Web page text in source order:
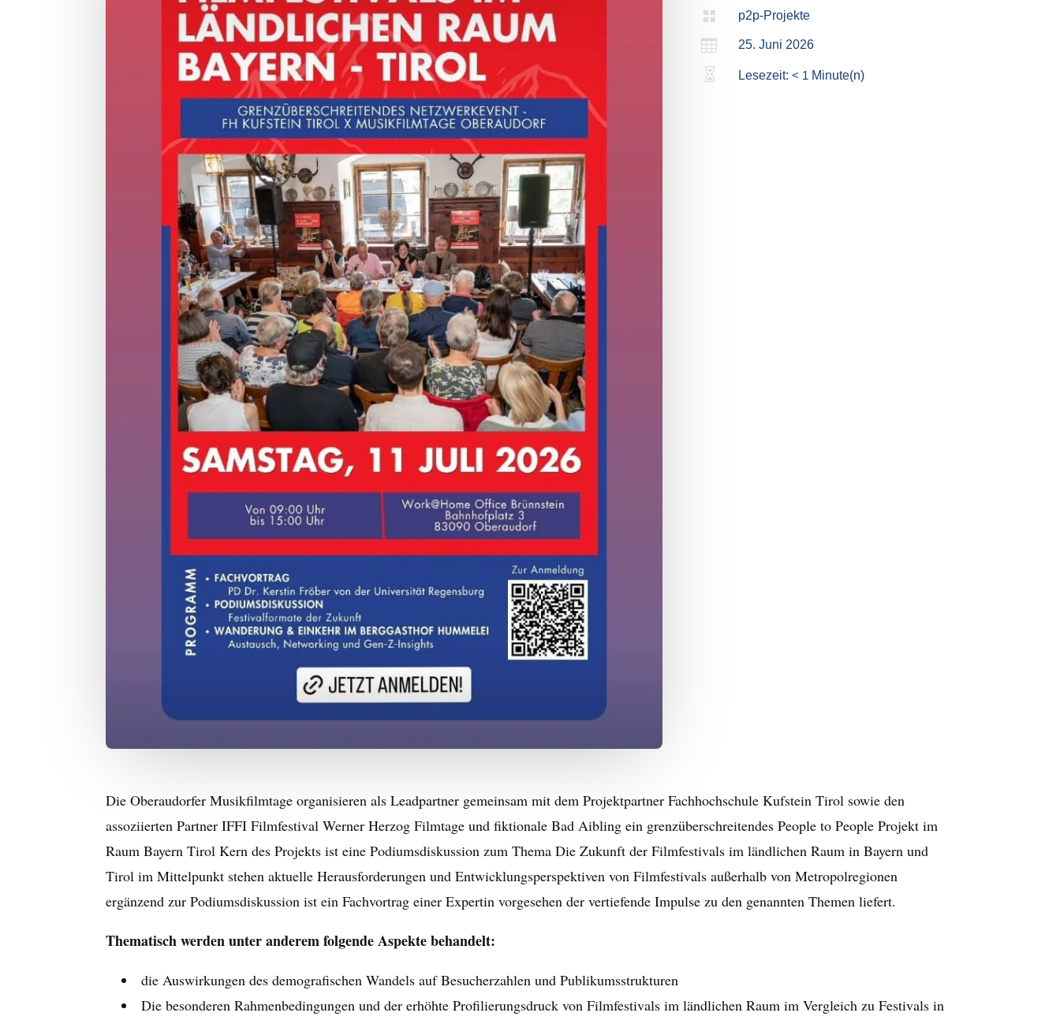
 p2p-Projekte
 25. Juni 2026
 Lesezeit:< 1 Minute(n)
Die Oberaudorfer Musikfilmtage organisieren als Leadpartner gemeinsam mit dem Projektpartner Fachhochschule Kufstein Tirol sowie den
assoziierten Partner IFFI Filmfestival Werner Herzog Filmtage und fiktionale Bad Aibling ein grenzüberschreitendes People to People Projekt im
Raum Bayern Tirol Kern des Projekts ist eine Podiumsdiskussion zum Thema Die Zukunft der Filmfestivals im ländlichen Raum in Bayern und
Tirol im Mittelpunkt stehen aktuelle Herausforderungen und Entwicklungsperspektiven von Filmfestivals außerhalb von Metropolregionen
ergänzend zur Podiumsdiskussion ist ein Fachvortrag einer Expertin vorgesehen der vertiefende Impulse zu den genannten Themen liefert.
Thematisch werden unter anderem folgende Aspekte behandelt:
die Auswirkungen des demografischen Wandels auf Besucherzahlen und Publikumsstrukturen
Die besonderen Rahmenbedingungen und der erhöhte Profilierungsdruck von Filmfestivals im ländlichen Raum im Vergleich zu Festivals in